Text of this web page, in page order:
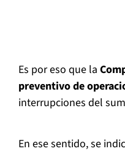
Es por eso que la
preventivo de
interrupciones del
En ese sentido, se